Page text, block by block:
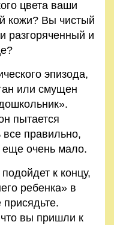
цвета ваши
кожи? Вы чистый
разгоряченный и
эпизода,
или смущен
пытается
все правильно,
еще очень мало.
к концу,
ребенка» в
вы пришли к